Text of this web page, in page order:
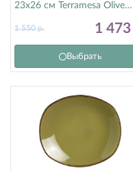
23х26 см Terramesa Olive
1 473
1 550р.
Выбрать